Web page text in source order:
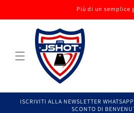
ai contenuti
Più di un semplice
ISCRIVITI ALLA NEWSLETTER
SCONTO DI